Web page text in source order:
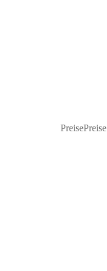
PreisePreise